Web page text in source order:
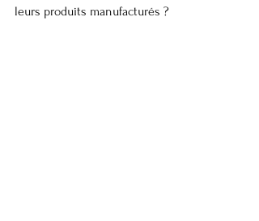
leurs produits manufacturés ?